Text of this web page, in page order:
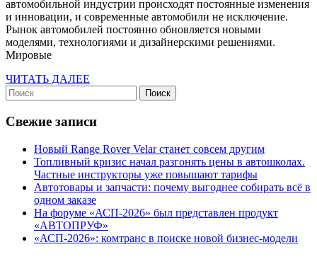
технологии
автомобильной индустрии происходят постоянные изменения
и инновации, и современные автомобили не исключение.
Рынок автомобилей постоянно обновляется новыми
моделями, технологиями и дизайнерскими решениями.
Мировые
ЧИТАТЬ ДАЛЕЕ
Найти:
Свежие записи
Новый Range Rover Velar станет совсем другим
Топливный кризис начал разгонять цены в автошколах.
Частные инструкторы уже повышают тарифы
Автотовары и запчасти: почему выгоднее собирать всё в
одном заказе
На форуме «АСП-2026» был представлен продукт
«АВТОПРУФ»
«АСП-2026»: комтранс в поиске новой бизнес-модели